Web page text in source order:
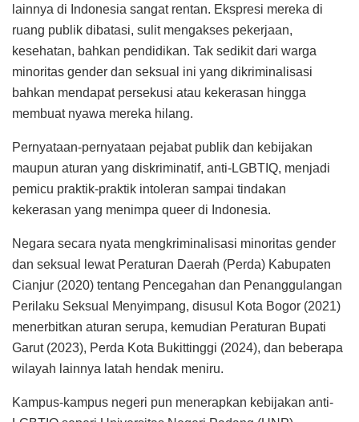
lainnya di Indonesia sangat rentan. Ekspresi mereka di
ruang publik dibatasi, sulit mengakses pekerjaan,
kesehatan, bahkan pendidikan. Tak sedikit dari warga
minoritas gender dan seksual ini yang dikriminalisasi
bahkan mendapat persekusi atau kekerasan hingga
membuat nyawa mereka hilang.
Pernyataan-pernyataan pejabat publik dan kebijakan
maupun aturan yang diskriminatif, anti-LGBTIQ, menjadi
pemicu praktik-praktik intoleran sampai tindakan
kekerasan yang menimpa queer di Indonesia.
Negara secara nyata mengkriminalisasi minoritas gender
dan seksual lewat Peraturan Daerah (Perda) Kabupaten
Cianjur (2020) tentang Pencegahan dan Penanggulangan
Perilaku Seksual Menyimpang, disusul Kota Bogor (2021)
menerbitkan aturan serupa, kemudian Peraturan Bupati
Garut (2023), Perda Kota Bukittinggi (2024), dan beberapa
wilayah lainnya latah hendak meniru.
Kampus-kampus negeri pun menerapkan kebijakan anti-